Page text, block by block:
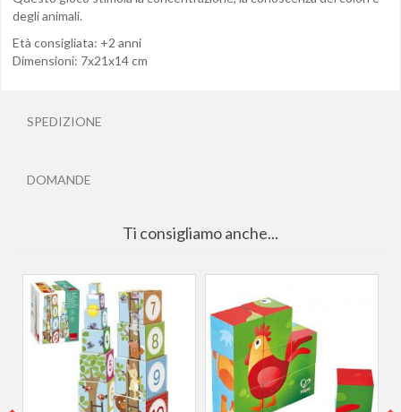
degli animali.
Età consigliata: +2 anni
Dimensioni: 7x21x14 cm
SPEDIZIONE
DOMANDE
Ti consigliamo anche...